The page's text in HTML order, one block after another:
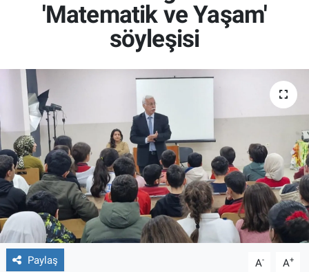
'Matematik ve Yaşam'
söyleşisi
Paylaş A- A+
Yaşam
Kültür & Sanat
Bilim-Teknoloji
Köşe Yazıları
Röportaj
Video Galeri
Süper Lig Puan Durumu ve Fikstür
Tüm Manşetler
Son Dakika Haberleri
Haber Arşivi